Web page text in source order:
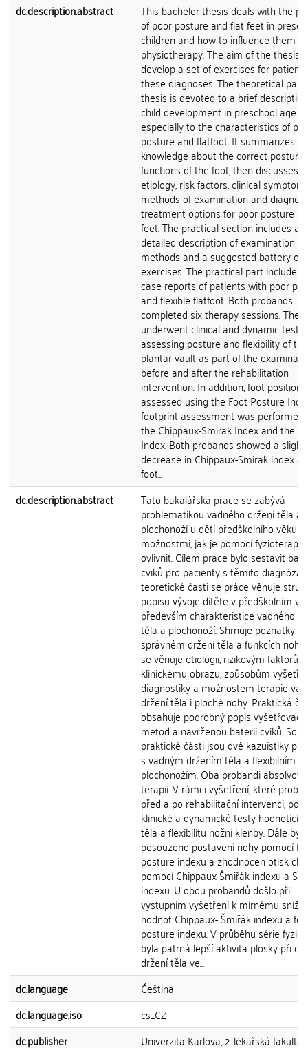
dc.description.abstract
This bachelor thesis deals with the
of poor posture and flat feet in
children and how to influence them
physiotherapy. The aim of the thesis
develop a set of exercises for
these diagnoses. The theoretical
thesis is devoted to a brief
child development in preschool age
especially to the characteristics of
posture and flatfoot. It summarizes
knowledge about the correct posture
functions of the foot, then discusses
etiology, risk factors, clinical
methods of examination and
treatment options for poor posture
feet. The practical section includes a
detailed description of examination
methods and a suggested battery of
exercises. The practical part includes
case reports of patients with poor
and flexible flatfoot. Both probands
completed six therapy sessions. They
underwent clinical and dynamic tests
assessing posture and flexibility of the
plantar vault as part of the
before and after the rehabilitation
intervention. In addition, foot position
assessed using the Foot Posture
footprint assessment was performed
the Chippaux-Smirak Index and the
Index. Both probands showed a slight
decrease in Chippaux-Smirak index
foot...
dc.description.abstract
Tato bakalářská práce se zabývá
problematikou vadného držení těla a
plochonoží u dětí předškolního věku a
možnostmi, jak je pomocí fyzioterapie
ovlivnit. Cílem práce bylo sestavit
cviků pro pacienty s těmito
teoretické části se práce věnuje
popisu vývoje dítěte v předškolním
především charakteristice vadného
těla a plochonoží. Shrnuje poznatky o
správném držení těla a funkcích
se věnuje etiologii, rizikovým faktorům,
klinickému obrazu, způsobům
diagnostiky a možnostem terapie
držení těla i ploché nohy. Praktická
obsahuje podrobný popis
metod a navrženou baterii cviků.
praktické části jsou dvě kazuistiky
s vadným držením těla a flexibilním
plochonožím. Oba probandi
terapií. V rámci vyšetření, které
před a po rehabilitační intervenci,
klinické a dynamické testy hodnotící
těla a flexibilitu nožní klenby. Dále bylo
posouzeno postavení nohy pomocí
posture indexu a zhodnocen otisk
pomocí Chippaux-Šmiřák indexu a
indexu. U obou probandů došlo při
výstupním vyšetření k mírnému
hodnot Chippaux- Šmiřák indexu a
posture indexu. V průběhu série
byla patrná lepší aktivita plosky při
držení těla ve...
dc.language
Čeština
dc.language.iso
cs_CZ
dc.publisher
Univerzita Karlova, 2. lékařská fakulta